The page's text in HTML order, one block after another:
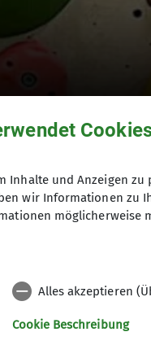
Inhalte und Anzeigen
wir Informationen zu
möglicherweise
Alles akzeptieren
Cookie Beschreibung